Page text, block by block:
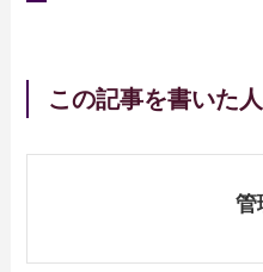
この記事を書いた人
管